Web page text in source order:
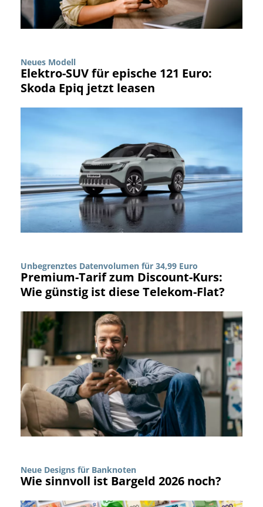
Neues Modell
Elektro-SUV für epische 121 Euro:
Skoda Epiq jetzt leasen
Unbegrenztes Datenvolumen für 34,99 Euro
Premium-Tarif zum Discount-Kurs:
Wie günstig ist diese Telekom-Flat?
Neue Designs für Banknoten
Wie sinnvoll ist Bargeld 2026 noch?